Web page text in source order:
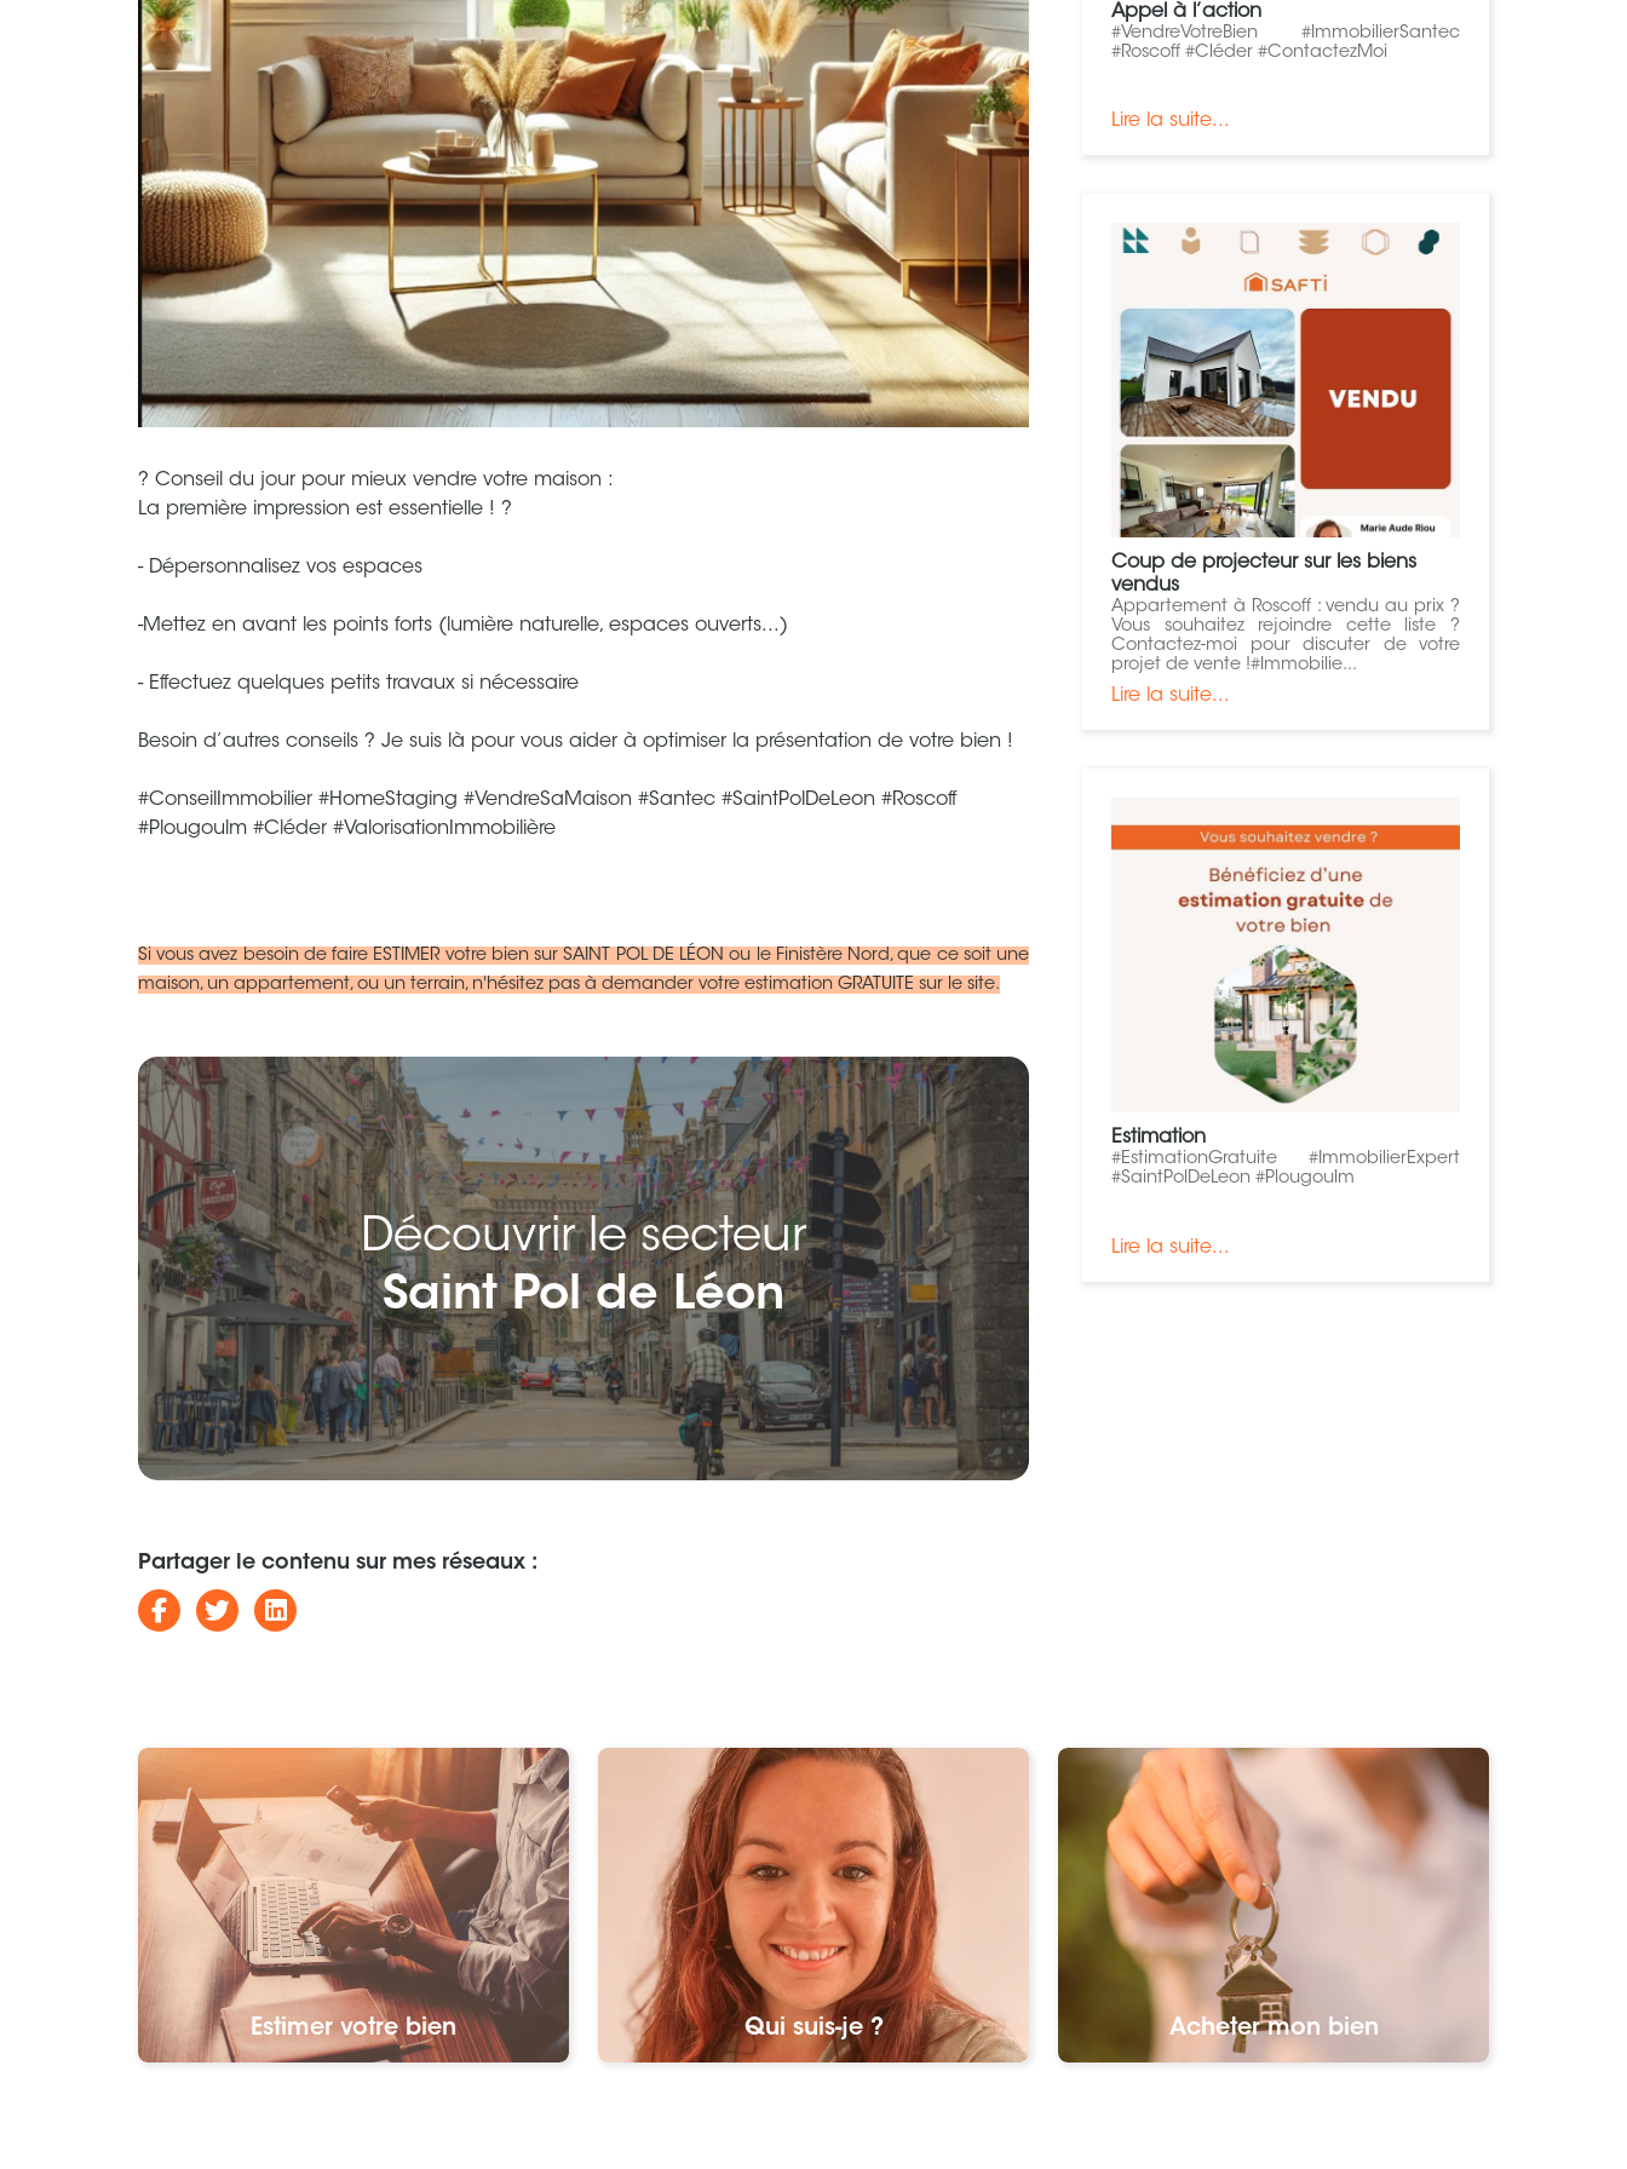
? Conseil du jour pour mieux vendre votre maison :
La première impression est essentielle ! ?
- Dépersonnalisez vos espaces
-Mettez en avant les points forts (lumière naturelle, espaces ouverts...)
- Effectuez quelques petits travaux si nécessaire
Besoin d’autres conseils ? Je suis là pour vous aider à optimiser la présentation de votre bien !
#ConseilImmobilier #HomeStaging #VendreSaMaison #Santec #SaintPolDeLeon #Roscoff
#Plougoulm #Cléder #ValorisationImmobilière
Si vous avez besoin de faire ESTIMER votre bien sur SAINT POL DE LÉON ou le Finistère Nord, que ce soit une
maison, un appartement, ou un terrain, n'hésitez pas à demander votre estimation GRATUITE sur le site.
Découvrir le secteur
Saint Pol de Léon
Partager le contenu sur mes réseaux :
Appel à l’action
#VendreVotreBien #ImmobilierSantec
#Roscoff #Cléder #ContactezMoi
Lire la suite...
Coup de projecteur sur les biens
vendus
Appartement à Roscoff : vendu au prix ?
Vous souhaitez rejoindre cette liste ?
Contactez-moi pour discuter de votre
projet de vente !#Immobilie...
Lire la suite...
Estimation
#EstimationGratuite #ImmobilierExpert
#SaintPolDeLeon #Plougoulm
Lire la suite...
Estimer votre bien Qui suis-je ? Acheter mon bien